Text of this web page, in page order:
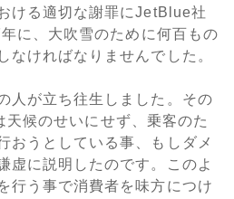
ける適切な謝罪にJetBlue社
に、大吹雪のために何百もの
なければなりませんでした。
人が立ち往生しました。その
候のせいにせず、乗客のた
おうとしている事、もしダメ
虚に説明したのです。このよ
行う事で消費者を味方につけ